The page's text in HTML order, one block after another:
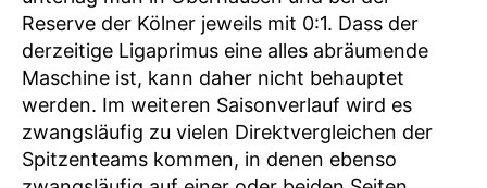
Reserve der Kölner jeweils mit 0:1. Dass der
derzeitige Ligaprimus eine alles abräumende
Maschine ist, kann daher nicht behauptet
werden. Im weiteren Saisonverlauf wird es
zwangsläufig zu vielen Direktvergleichen der
Spitzenteams kommen, in denen ebenso